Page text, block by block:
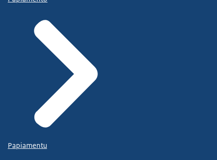
Papiamentu